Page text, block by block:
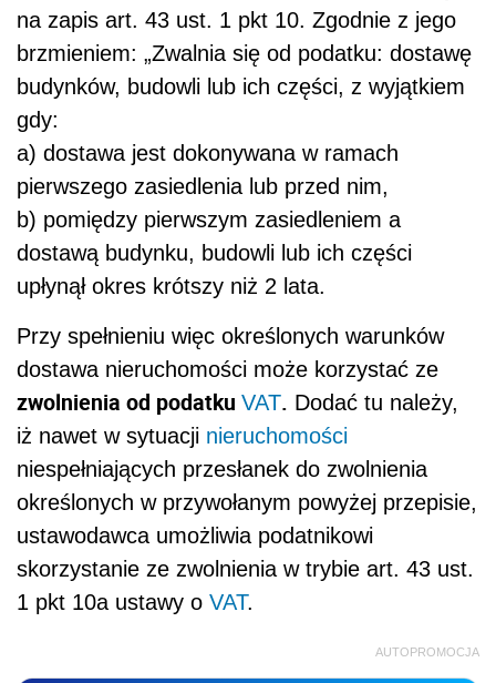
na zapis art. 43 ust. 1 pkt 10. Zgodnie z jego
brzmieniem: „Zwalnia się od podatku: dostawę
budynków, budowli lub ich części, z wyjątkiem
gdy:
a) dostawa jest dokonywana w ramach
pierwszego zasiedlenia lub przed nim,
b) pomiędzy pierwszym zasiedleniem a
dostawą budynku, budowli lub ich części
upłynął okres krótszy niż 2 lata.
Przy spełnieniu więc określonych warunków
dostawa nieruchomości może korzystać ze
zwolnienia od podatku VAT. Dodać tu należy,
iż nawet w sytuacji nieruchomości
niespełniających przesłanek do zwolnienia
określonych w przywołanym powyżej przepisie,
ustawodawca umożliwia podatnikowi
skorzystanie ze zwolnienia w trybie art. 43 ust.
1 pkt 10a ustawy o VAT.
AUTOPROMOCJA